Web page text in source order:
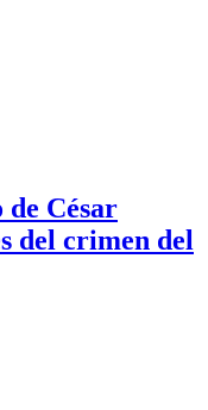
de César
del crimen del